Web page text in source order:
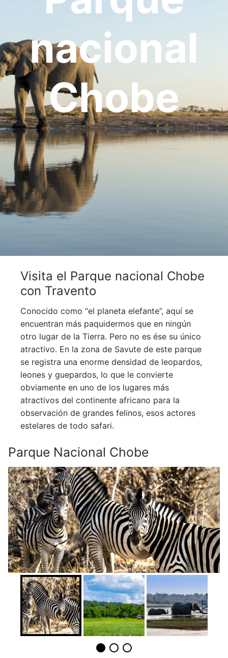
OCEANÍA
SUDAMÉRICA
nacional
Chobe
Visita el Parque nacional Chobe
con Travento
Conocido como “el planeta elefante”, aquí se
encuentran más paquidermos que en ningún
otro lugar de la Tierra. Pero no es ése su único
atractivo. En la zona de Savute de este parque
se registra una enorme densidad de leopardos,
leones y guepardos, lo que le convierte
obviamente en uno de los lugares más
atractivos del continente africano para la
observación de grandes felinos, esos actores
estelares de todo safari.
Parque Nacional Chobe